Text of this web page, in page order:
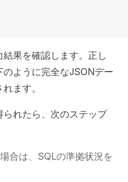
果を確認します。正し
のように完全なJSONデー
ます。
れたら、次のステップ
合は、SQLの準拠状況を